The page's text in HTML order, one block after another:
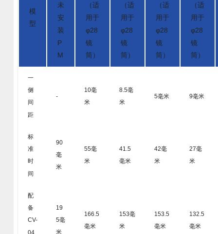
模
型
未
安
装
P
M
（适
用于
φ28
镜
筒）
（适
用于
φ28
镜
筒）
（适
用于
φ28
镜
筒）
（适
用于
φ28
镜
筒）
一
侧
间
距
-
10毫
米
8.5毫
米
5毫米 9毫米
标
准
时
间
90
毫
米
55毫
米
41.5
毫米
42毫
米
27毫
米
配
备
CV-
04
19
5毫
米
166.5
毫米
153毫
米
153.5
毫米
132.5
毫米